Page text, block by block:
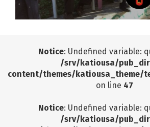
Notice: Undefined variable:
/srv/katiousa/
content/themes/katiousa_theme/
on line 47
Notice: Undefined variable:
/srv/katiousa/